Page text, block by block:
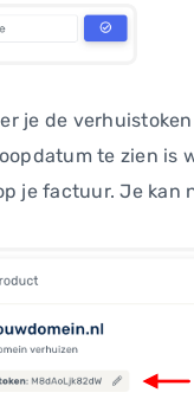
je de
te zien is
je factuur. Je kan